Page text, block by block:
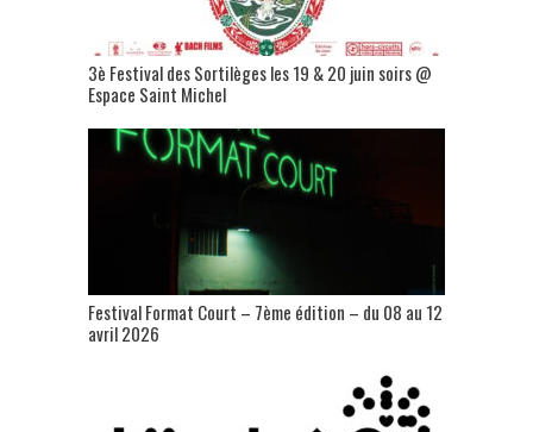
3è Festival des Sortilèges les 19 & 20 juin soirs @
Espace Saint Michel
Festival Format Court – 7ème édition – du 08 au 12
avril 2026